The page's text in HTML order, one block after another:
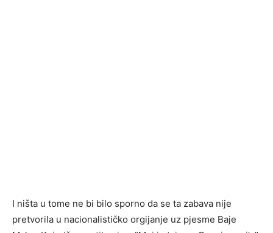
I ništa u tome ne bi bilo sporno da se ta zabava nije
pretvorila u nacionalističko orgijanje uz pjesme Baje